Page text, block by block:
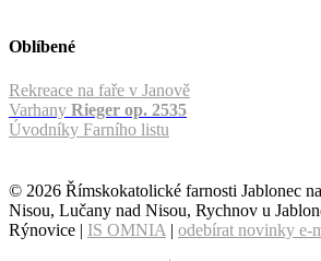
Oblíbené
Rekreace na faře v Janově
Varhany Rieger op. 2535
Úvodníky Farního listu
© 2026 Římskokatolické farnosti Jablonec
Nisou, Lučany nad Nisou, Rychnov u
Rýnovice | IS OMNIA | odebírat novinky e-